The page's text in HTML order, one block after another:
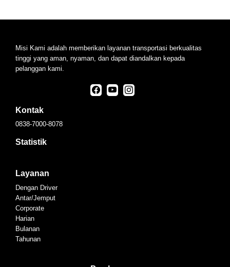
Misi Kami adalah memberikan layanan transportasi berkualitas
tinggi yang aman, nyaman, dan dapat diandalkan kepada
pelanggan kami.
Kontak
0838-7000-8078
Statistik
Layanan
Dengan Driver
Antar/Jemput
Corporate
Harian
Bulanan
Tahunan